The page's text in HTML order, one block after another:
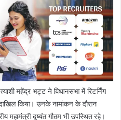
महेंद्र भट्ट ने विधानसभा में रिटर्निंग
किया। उनके नामांकन के दौरान
महामंत्री दुष्यंत गौतम भी उपस्थित रहे।